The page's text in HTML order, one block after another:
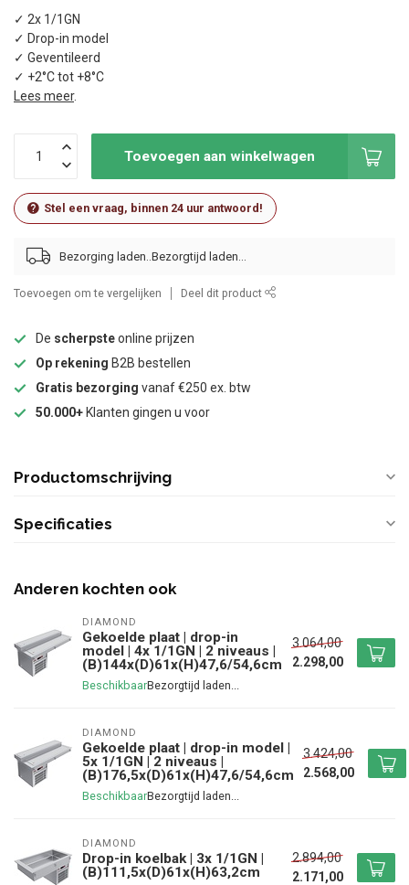
✓ 2x 1/1GN
✓ Drop-in model
✓ Geventileerd
✓ +2°C tot +8°C
Lees meer.
Toevoegen aan winkelwagen
Stel een vraag, binnen 24 uur antwoord!
Bezorging laden..
Toevoegen om te vergelijken Deel dit product
De scherpsteonline prijzen
Op rekening B2B bestellen
Gratis bezorging vanaf €250 ex. btw
50.000+ Klanten gingen u voor
Productomschrijving
Specificaties
Anderen kochten ook
DIAMOND
Gekoelde plaat | drop-in
model | 4x 1/1GN | 2 niveaus |
(B)144x(D)61x(H)47,6/54,6cm
Beschikbaar
3.064,00
2.298,00
DIAMOND
Gekoelde plaat | drop-in model |
5x 1/1GN | 2 niveaus |
(B)176,5x(D)61x(H)47,6/54,6cm
Beschikbaar
3.424,00
2.568,00
DIAMOND
Drop-in koelbak | 3x 1/1GN |
(B)111,5x(D)61x(H)63,2cm
2.894,00
2.171,00